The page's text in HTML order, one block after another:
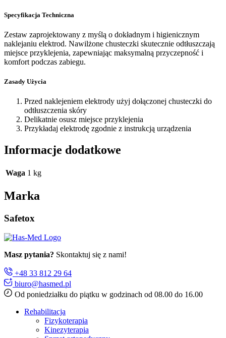
Specyfikacja Techniczna
Zestaw zaprojektowany z myślą o dokładnym i higienicznym
naklejaniu elektrod. Nawilżone chusteczki skutecznie odtłuszczają
miejsce przyklejenia, zapewniając maksymalną przyczepność i
komfort podczas zabiegu.
Zasady Użycia
Przed naklejeniem elektrody użyj dołączonej chusteczki do
odtłuszczenia skóry
Delikatnie osusz miejsce przyklejenia
Przykładaj elektrodę zgodnie z instrukcją urządzenia
Informacje dodatkowe
Waga 1 kg
Marka
Safetox
Masz pytania? Skontaktuj się z nami!
+48 33 812 29 64
biuro@hasmed.pl
Od poniedziałku do piątku w godzinach od 08.00 do 16.00
Rehabilitacja
Fizykoterapia
Kinezyterapia